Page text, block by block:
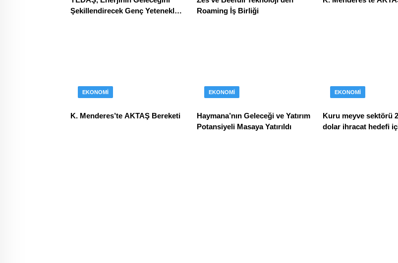
Şekillendirecek Genç Yetenekleri
Roaming İş Birliği
EKONOMI
K. Menderes’te AKTAŞ Bereketi
EKONOMI
Haymana’nın Geleceği ve Yatırım
Potansiyeli Masaya Yatırıldı
EKONOMI
Kuru meyve sektörü
dolar ihracat hedefi